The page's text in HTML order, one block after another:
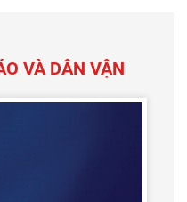
VÀ DÂN VẬN